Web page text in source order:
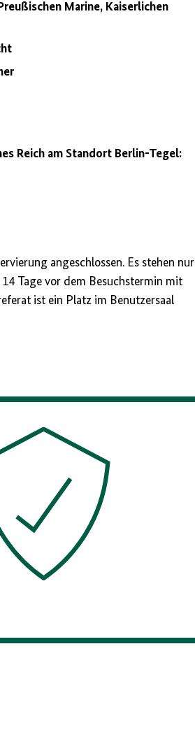
Marine, Kaiserlichen
Reich am Standort Berlin-Tegel:
angeschlossen. Es stehen nur
Tage vor dem Besuchstermin mit
ist ein Platz im Benutzersaal